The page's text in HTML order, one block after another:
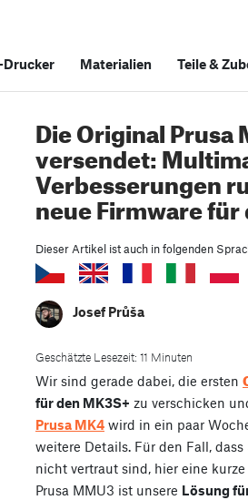
Drucker Materialien Teile&
Die Original Prusa
versendet:
Verbesserungen
neue Firmware für
Dieser Artikel ist auch in folgenden
Josef Průša
Geschätzte Lesezeit: 11 Minuten
Wir sind gerade dabei, die ersten
für den MK3S+ zu verschicken
Prusa MK4 wird in ein paar
weitere Details. Für den Fall,
nicht vertraut sind, hier eine
Prusa MMU3 ist unsere Lösung